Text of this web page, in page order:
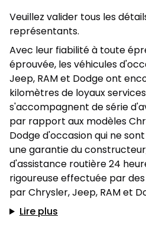
Veuillez valider tous les
représentants.
Avec leur fiabilité à toute
éprouvée, les véhicules
Jeep, RAM et Dodge ont
kilomètres de loyaux
s'accompagnent de série
par rapport aux modèles
Dodge d'occasion qui ne
une garantie du
d'assistance routière 24
rigoureuse effectuée par
par Chrysler, Jeep, RAM et
Lire plus